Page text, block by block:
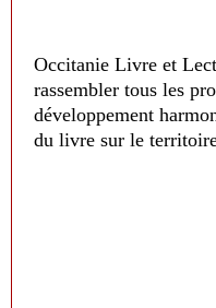
Occitanie Livre et
rassembler tous les
développement
du livre sur le